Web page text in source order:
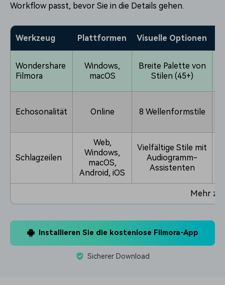
Workflow passt, bevor Sie in die Details gehen.
Werkzeug Plattformen Visuelle Optionen
Wondershare
Filmora
Windows,
macOS
Breite Palette von
Stilen (45+)
Echosonalität Online 8 Wellenformstile
Schlagzeilen
Web,
Windows,
macOS,
Android, iOS
Vielfältige Stile mit
Audiogramm-
Assistenten
Mehr
Installieren Sie die kostenlose Filmora-App
Sicherer Download